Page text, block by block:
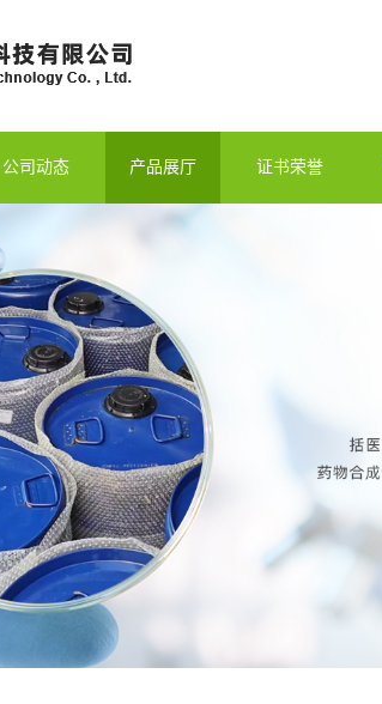
公司动态 产品展厅 证书荣誉